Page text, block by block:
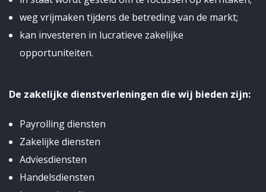
weg vrijmaken tijdens de betreding van de markt;
kan investeren in lucratieve zakelijke
opportuniteiten.
De zakelijke dienstverleningen die wij bieden zijn:
Payrolling diensten
Zakelijke diensten
Adviesdiensten
Handelsdiensten